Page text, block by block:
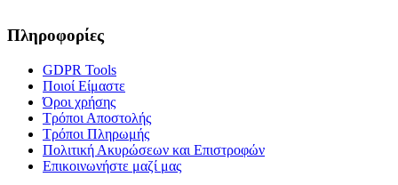
Πληροφορίες
GDPR Tools
Ποιοί Είμαστε
Όροι χρήσης
Τρόποι Αποστολής
Τρόποι Πληρωμής
Πολιτική Ακυρώσεων και Επιστροφών
Επικοινωνήστε μαζί μας